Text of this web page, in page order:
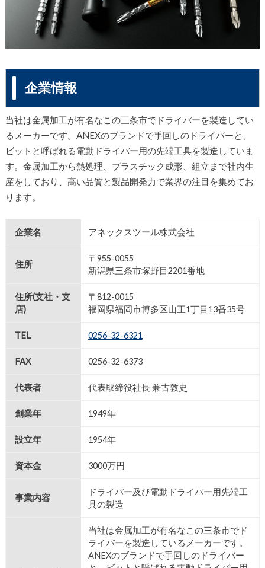
企業情報
当社は金属加工が有名なこの三条市でドライバーを製造してい
るメーカーです。ANEXのブランドで手回しのドライバーと、
ビットと呼ばれる電動ドライバー用の先端工具を製造していま
す。金属加工から熱処理、プラスチック成形、組立まで社内生
産をしており、高い品質と製品開発力で業界の注目を集めてお
ります。
企業名 アネックスツール株式会社
住所
〒955-0055
新潟県三条市塚野目2201番地
住所(支社・支
店)
〒812-0015
福岡県福岡市博多区山王1丁目13番35号
TEL 0256-32-6321
FAX 0256-32-6373
代表者 代表取締役社長 兼古敦史
創業年 1949年
設立年 1954年
資本金 3000万円
事業内容
ドライバー及び電動ドライバー用先端工
具の製造
当社は金属加工が有名なこの三条市でド
ライバーを製造しているメーカーです。
ANEXのブランドで手回しのドライバー